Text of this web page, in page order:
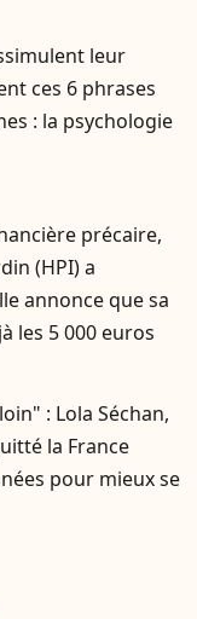
leur
ces 6 phrases
: la psychologie
précaire,
(HPI) a
annonce que sa
les 5 000 euros
: Lola Séchan,
la France
pour mieux se